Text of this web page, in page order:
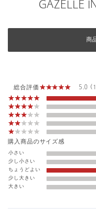
GAZELLE
商
総合評価
5.0
購入商品のサイズ感
小さい
少し小さい
ちょうどよい
少し大きい
大きい